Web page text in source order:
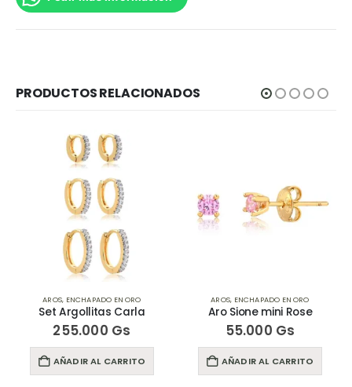
PRODUCTOS RELACIONADOS
EN ORO
Carla
CARRITO
AROS,ENCHAPADO EN ORO
Aro Sione mini Rose
55.000
AÑADIR AL CARRITO
AROS,
Aro Bari Gold
AÑADIR AL